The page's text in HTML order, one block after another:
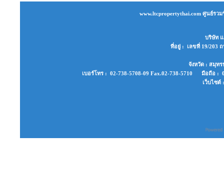
www.ltcpropertythai.com ศูนย์รว
บริษัท
ที่อยู่ : เลขที่ 19/203
จังหวัด : สมุท
เบอร์โทร : 02-738-5708-09 Fax.02-738-5710 มือถือ :
เว็บไซต์